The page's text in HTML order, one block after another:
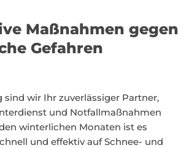
Maßnahmen gegen
Gefahren
sind wir Ihr zuverlässiger Partner,
und Notfallmaßnahmen
winterlichen Monaten ist es
und effektiv auf Schnee- und